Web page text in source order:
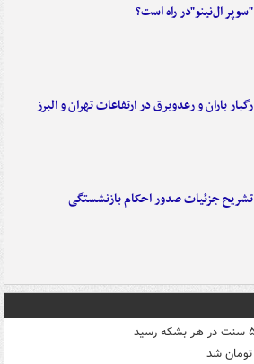
"سوپر ال‌نینو"در راه است؟
رگبار باران و رعدوبرق در ارتفاعات تهران و البرز
تشریح جزئیات صدور احکام بازنشستگی